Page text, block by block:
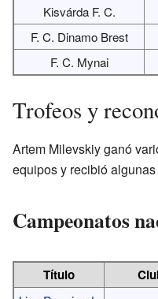
Kisvárda F. C.
F. C. Dinamo Brest
F. C. Mynai
Trofeos y
Artem Milevskiy ganó
equipos y recibió
Campeonatos
Título